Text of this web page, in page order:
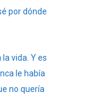
por dónde
vida. Y es
le había
no quería